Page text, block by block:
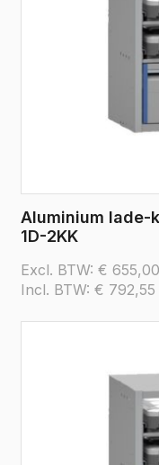
Aluminium lade-
1D-2KK
Excl. BTW: € 655,00
Incl. BTW: € 792,55